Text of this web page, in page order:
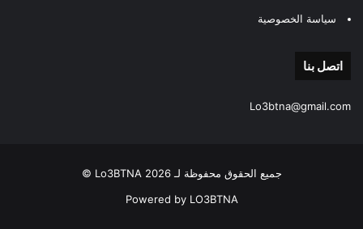
سياسة الخصوصية
اتصل بنا
Lo3btna@gmail.com
جميع الحقوق محفوظة لـ Lo3BTNA 2026 ©
Powered by LO3BTNA